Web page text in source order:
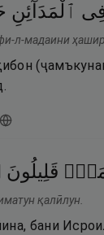
ٱلْمَدَآئِنِ
л-мадаини
قَلِيلُونَ
қалӣлун.
бани